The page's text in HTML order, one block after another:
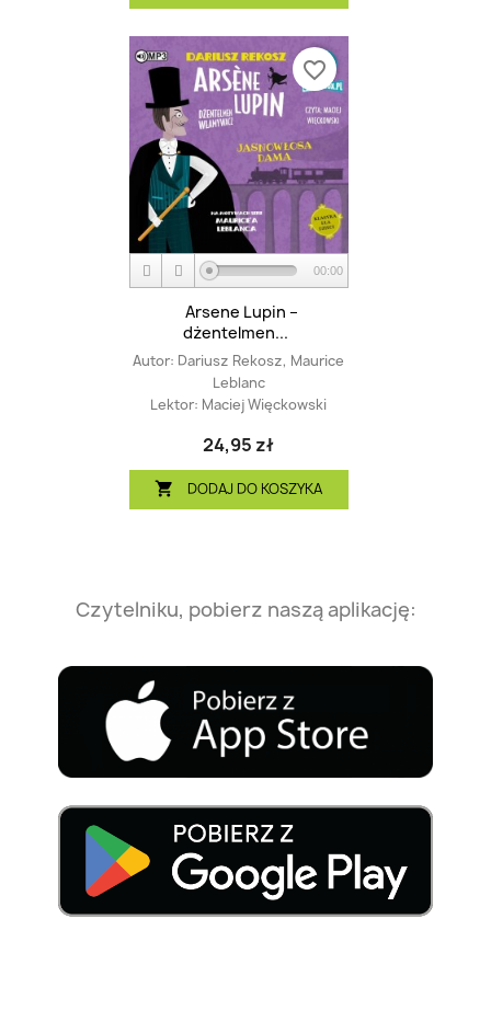
00:00
Arsene Lupin –
dżentelmen...
Autor: Dariusz Rekosz, Maurice
Leblanc
Lektor: Maciej Więckowski
24,95 zł
 DODAJ DO KOSZYKA
favorite_border
Czytelniku, pobierz naszą aplikację: